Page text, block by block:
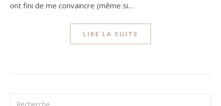
ont fini de me convaincre (même si…
LIRE LA SUITE